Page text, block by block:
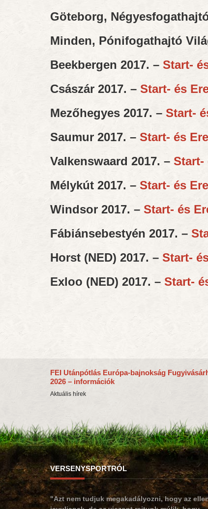
Göteborg,
Minden, Pónifogathajtó
Beekbergen 2017. – Start-
Császár 2017. – Start- és
Mezőhegyes 2017. – Start-
Saumur 2017. – Start- és
Valkenswaard 2017. – Start-
Mélykút 2017. –Start- és
Windsor 2017. – Start- és
Fábiánsebestyén 2017. –
Horst (NED) 2017. – Start-
Exloo (NED) 2017. – Start-
FEI Utánpótlás Európa-bajnokság
2026 – információk
Aktuális hírek
VERSENYSPORTRÓL
"Azt nem tudjuk megakadályozni, hogy az